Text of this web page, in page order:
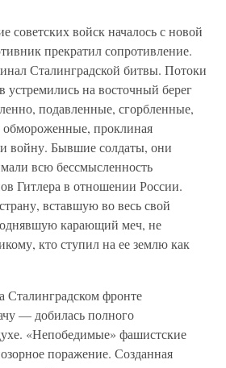
советских войск началось с новой
прекратил сопротивление.
Сталинградской битвы. Потоки
устремились на восточный берег
подавленные, сгорбленные,
обмороженные, проклиная
войну. Бывшие солдаты, они
всю бессмысленность
Гитлера в отношении России.
вставшую во весь свой
карающий меч, не
кто ступил на ее землю как
Сталинградском фронте
— добилась полного
«Непобедимые» фашистские
поражение. Созданная